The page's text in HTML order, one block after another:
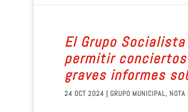
El Grupo
permitir
graves informes
24 OCT 2024 | GRUPO MUNICIPAL,